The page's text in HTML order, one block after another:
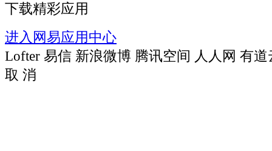
下载精彩应用
进入网易应用中心
Lofter 易信 新浪微博 腾讯空间 人人网 有道
取 消